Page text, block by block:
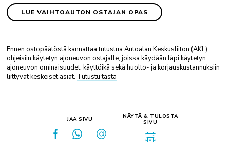
LUE VAIHTOAUTON OSTAJAN OPAS
Ennen ostopäätöstä kannattaa tutustua Autoalan Keskusliiton (AKL)
ohjeisiin käytetyn ajoneuvon ostajalle, joissa käydään läpi käytetyn
ajoneuvon ominaisuudet, käyttöikä sekä huolto- ja korjauskustannuksiin
liittyvät keskeiset asiat. Tutustu tästä
JAA SIVU
NÄYTÄ & TULOSTA
SIVU